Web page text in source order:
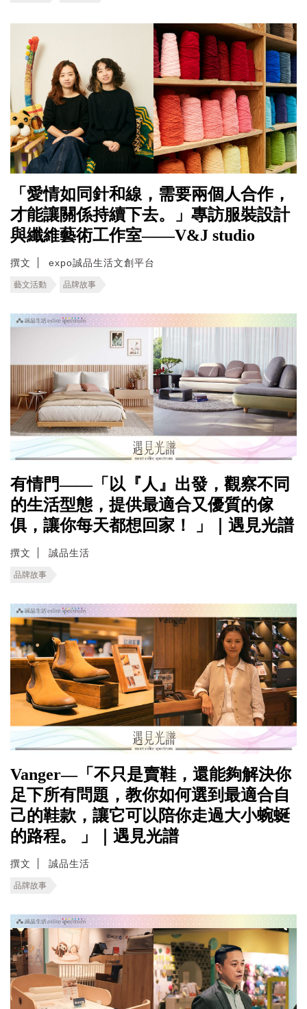
「愛情如同針和線，需要兩個人合作，
才能讓關係持續下去。」專訪服裝設計
與纖維藝術工作室——V&J studio
撰文 expo誠品生活文創平台
藝文活動 品牌故事
有情門——「以『人』出發，觀察不同
的生活型態，提供最適合又優質的傢
俱，讓你每天都想回家！ 」｜遇見光譜
撰文 誠品生活
品牌故事
Vanger—「不只是賣鞋，還能夠解決你
足下所有問題，教你如何選到最適合自
己的鞋款，讓它可以陪你走過大小蜿蜒
的路程。 」｜遇見光譜
撰文 誠品生活
品牌故事